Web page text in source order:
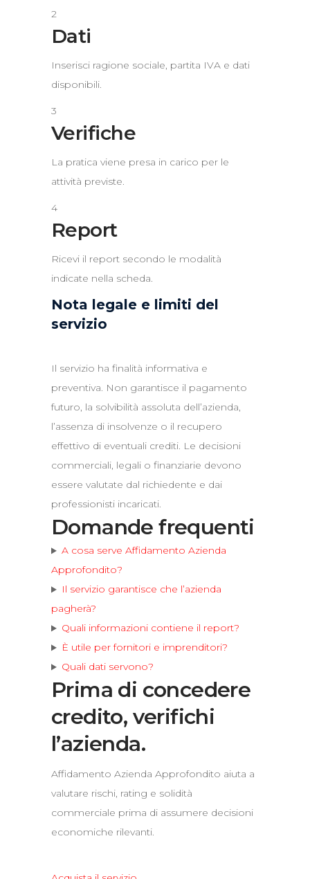
2
Dati
Inserisci ragione sociale, partita IVA e dati
disponibili.
3
Verifiche
La pratica viene presa in carico per le
attività previste.
4
Report
Ricevi il report secondo le modalità
indicate nella scheda.
Nota legale e limiti del
servizio
Il servizio ha finalità informativa e
preventiva. Non garantisce il pagamento
futuro, la solvibilità assoluta dell’azienda,
l’assenza di insolvenze o il recupero
effettivo di eventuali crediti. Le decisioni
commerciali, legali o finanziarie devono
essere valutate dal richiedente e dai
professionisti incaricati.
Domande frequenti
A cosa serve Affidamento Azienda
Approfondito?
Il servizio garantisce che l’azienda
pagherà?
Quali informazioni contiene il report?
È utile per fornitori e imprenditori?
Quali dati servono?
Prima di concedere
credito, verifichi
l’azienda.
Affidamento Azienda Approfondito aiuta a
valutare rischi, rating e solidità
commerciale prima di assumere decisioni
economiche rilevanti.